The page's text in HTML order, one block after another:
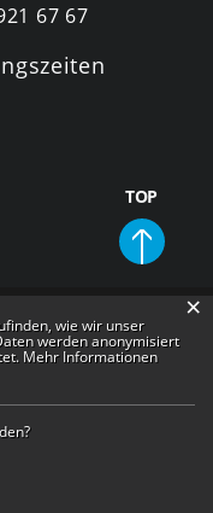
67 67
TOP
wie wir unser
werden anonymisiert
Mehr Informationen
×